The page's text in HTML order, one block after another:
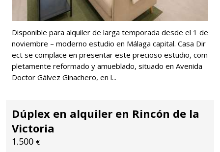
Disponible para alquiler de larga temporada desde el 1 de
noviembre – moderno estudio en Málaga capital. Casa Dir
ect se complace en presentar este precioso estudio, com
pletamente reformado y amueblado, situado en Avenida
Doctor Gálvez Ginachero, en l...
Dúplex en alquiler en Rincón de la
Victoria
1.500 €